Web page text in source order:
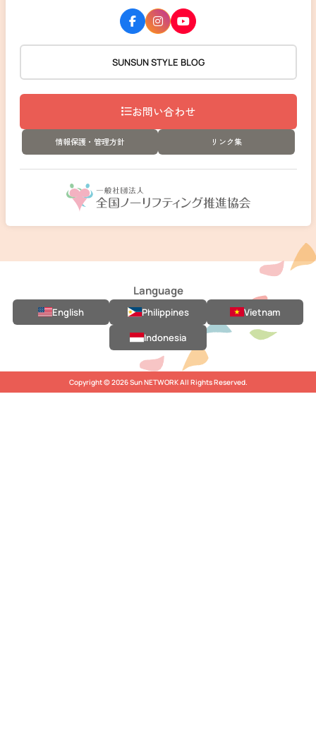
SUNSUN STYLE BLOG
お問い合わせ
情報保護・管理方針 リンク集
Language
English Philippines
Vietnam
Indonesia
Copyright © 2026 Sun NETWORK All Rights Reserved.